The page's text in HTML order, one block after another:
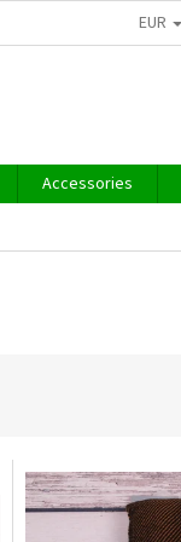
EUR
Accessories